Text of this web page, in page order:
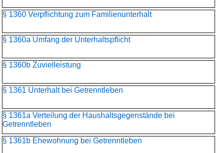
§ 1360 Verpflichtung zum Familienunterhalt
§ 1360a Umfang der Unterhaltspflicht
§ 1360b Zuvielleistung
§ 1361 Unterhalt bei Getrenntleben
§ 1361a Verteilung der Haushaltsgegenstände bei
Getrenntleben
§ 1361b Ehewohnung bei Getrenntleben